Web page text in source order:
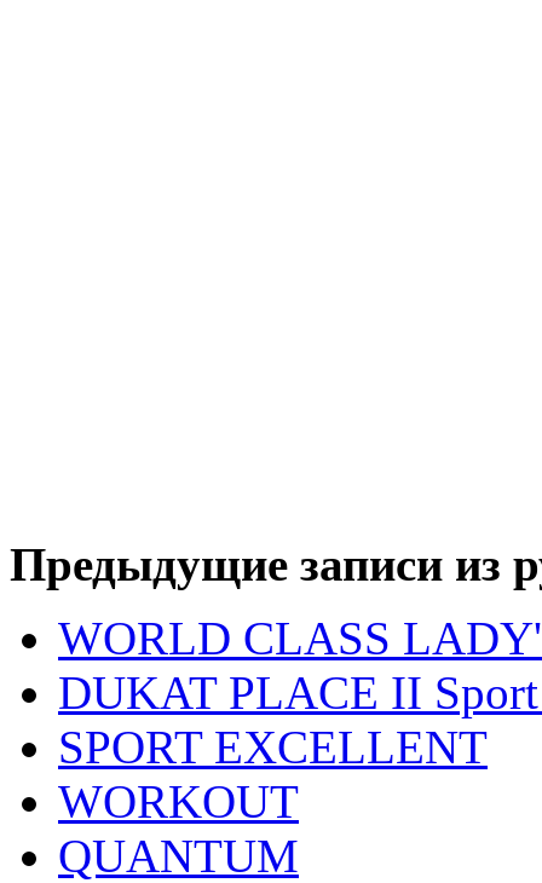
Предыдущие записи из
WORLD CLASS
DUKAT PLACE II Sport
SPORT EXCELLENT
WORKOUT
QUANTUM